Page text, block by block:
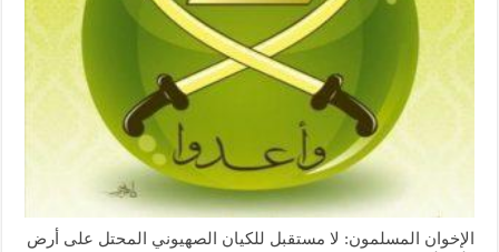
الإخوان المسلمون: لا مستقبل للكيان الصهيوني المحتل على أرض